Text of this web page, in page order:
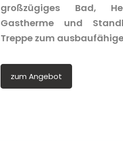
großzügiges Bad,
Gastherme und
Treppe zum
zum Angebot